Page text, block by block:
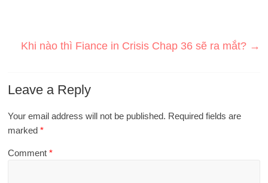
Khi nào thì Fiance in Crisis Chap 36 sẽ ra mắt? →
Leave a Reply
Your email address will not be published. Required fields are
marked*
Comment*